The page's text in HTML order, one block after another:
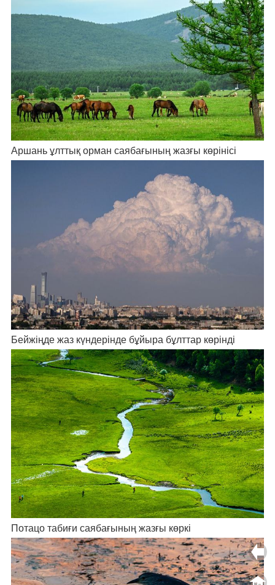
Аршань ұлттық орман саябағының жазғы көрінісі
Бейжіңде жаз күндерінде бұйыра бұлттар көрінді
Потацо табиғи саябағының жазғы көркі